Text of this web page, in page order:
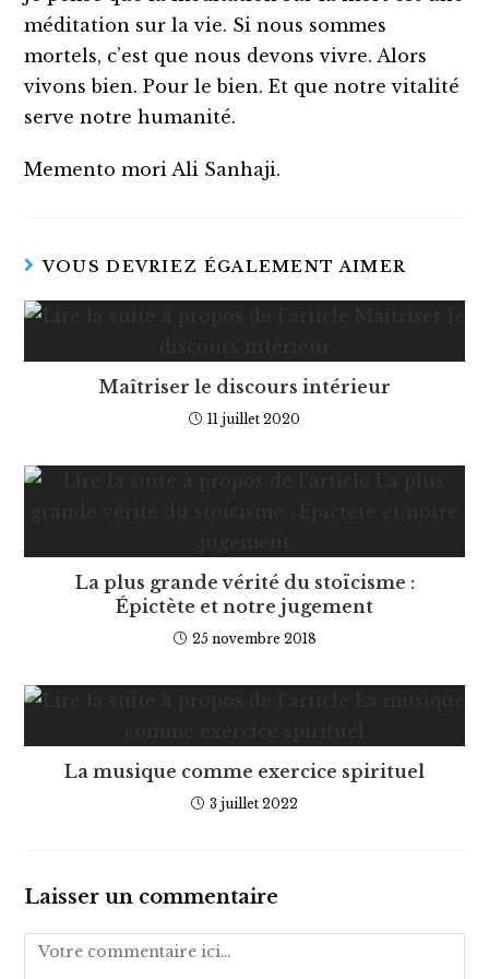
méditation sur la vie. Si nous sommes
mortels, c’est que nous devons vivre. Alors
vivons bien. Pour le bien. Et que notre vitalité
serve notre humanité.
Memento mori Ali Sanhaji.
VOUS DEVRIEZ ÉGALEMENT AIMER
Maîtriser le discours intérieur
11 juillet 2020
La plus grande vérité du stoïcisme :
Épictète et notre jugement
25 novembre 2018
La musique comme exercice spirituel
3 juillet 2022
Laisser un commentaire
Comment